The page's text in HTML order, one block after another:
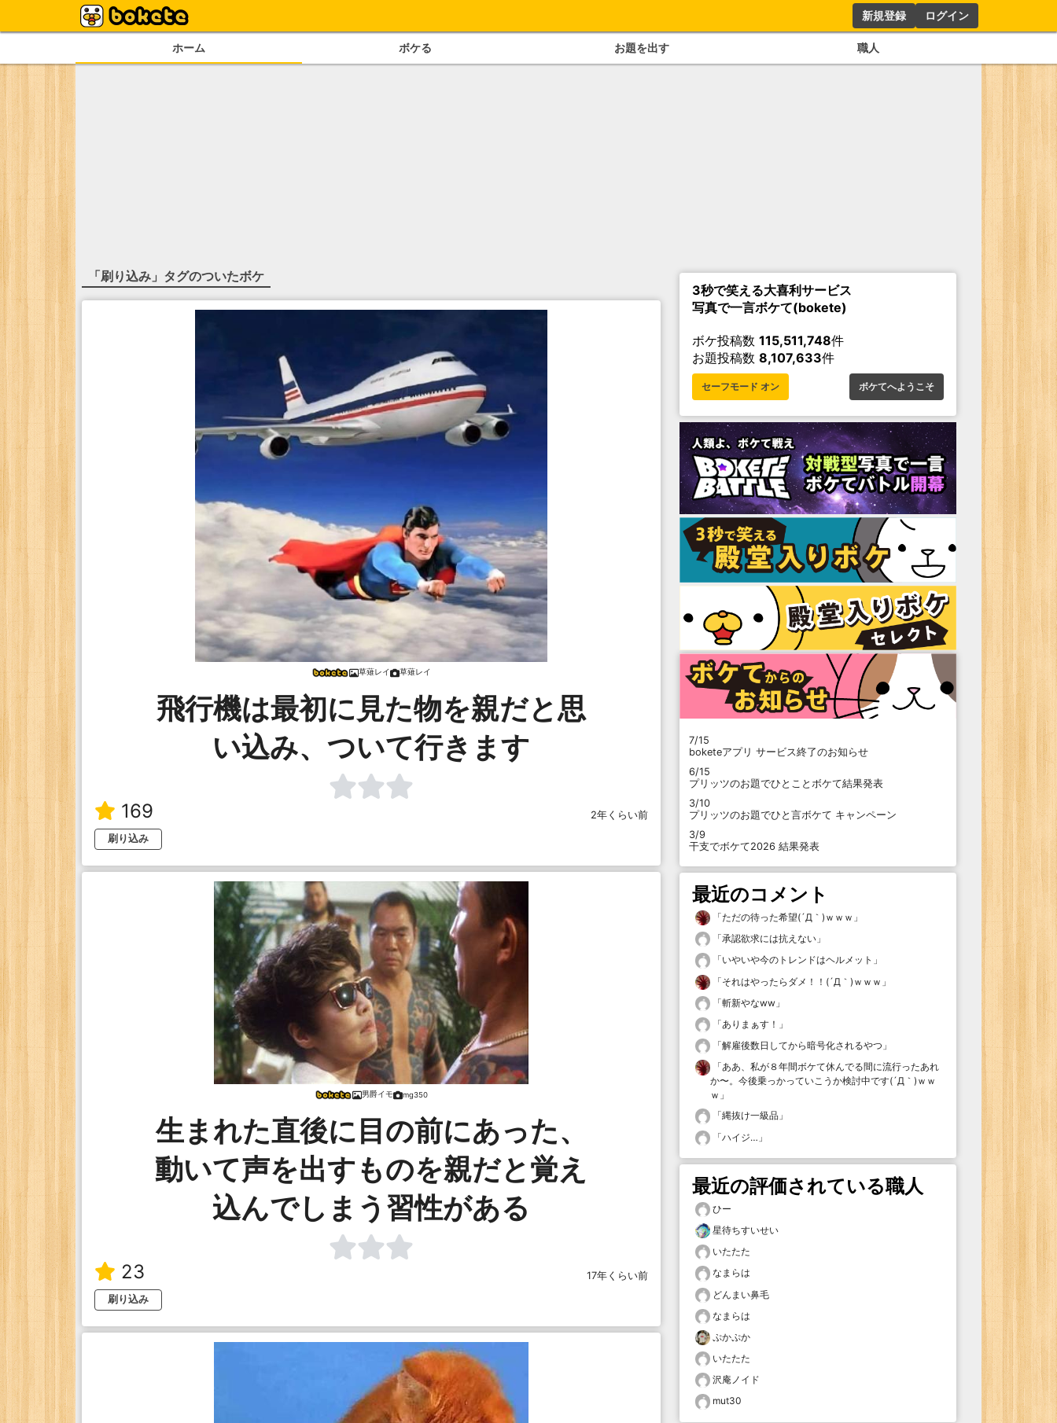
新規登録 ログイン
ホーム ボケる お題を出す 職人
「刷り込み 」タグのついたボケ
草薙レイ 草薙レイ
飛行機は最初に見た物を親だと思
い込み、ついて行きます
169
2年くらい前
刷り込み
男爵イモ mg350
生まれた直後に目の前にあった、
動いて声を出すものを親だと覚え
込んでしまう習性がある
23
17年くらい前
刷り込み
3秒で笑える大喜利サービス
写真で一言ボケて(bokete)
ボケ投稿数 115,511,748件
お題投稿数 8,107,633件
セーフモード オン ボケてへようこそ
7/15
boketeアプリ サービス終了のお知らせ
6/15
プリッツのお題でひとことボケて結果発表
3/10
プリッツのお題でひと言ボケて キャンペーン
3/9
干支でボケて2026 結果発表
最近のコメント
「ただの待った希望(´Д｀)ｗｗｗ 」
「承認欲求には抗えない 」
「いやいや今のトレンドはヘルメット 」
「それはやったらダメ！！(´Д｀)ｗｗｗ 」
「斬新やなww 」
「ありまぁす！ 」
「解雇後数日してから暗号化されるやつ 」
「ああ、私が８年間ボケて休んでる間に流行ったあれ
か〜。今後乗っかっていこうか検討中です(´Д｀)ｗｗ
ｗ 」
「縄抜け一級品 」
「ハイジ… 」
最近の評価されている職人
ひー
星待ちすいせい
いたたた
なまらは
どんまい鼻毛
なまらは
ぷかぷか
いたたた
沢庵ノイド
mut30